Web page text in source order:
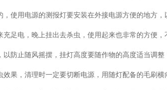
，使用电源的测报灯要安装在外接电源方便的地方
充足电，晚上挂出去杀虫，使用起来也非常的方便
以防止随风摇摆，挂灯高度要随作物的高度适当调
效果，清理时一定要切断电源，用随灯配备的毛刷